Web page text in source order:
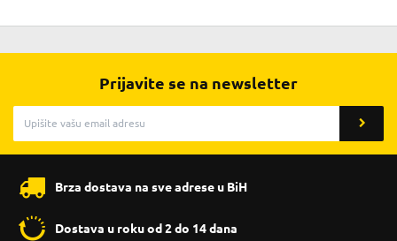
Prijavite se na newsletter
Brza dostava na sve adrese u BiH
Dostava u roku od 2 do 14 dana